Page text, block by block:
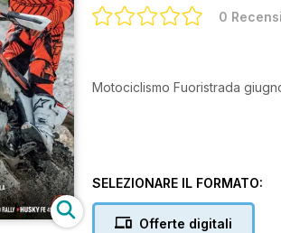
0
Motociclismo Fuoristrada
SELEZIONARE IL FORMATO:
Offerte digitali